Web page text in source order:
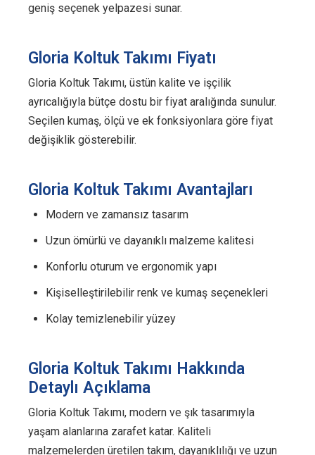
geniş seçenek yelpazesi sunar.
Gloria Koltuk Takımı Fiyatı
Gloria Koltuk Takımı, üstün kalite ve işçilik
ayrıcalığıyla bütçe dostu bir fiyat aralığında sunulur.
Seçilen kumaş, ölçü ve ek fonksiyonlara göre fiyat
değişiklik gösterebilir.
Gloria Koltuk Takımı Avantajları
Modern ve zamansız tasarım
Uzun ömürlü ve dayanıklı malzeme kalitesi
Konforlu oturum ve ergonomik yapı
Kişiselleştirilebilir renk ve kumaş seçenekleri
Kolay temizlenebilir yüzey
Gloria Koltuk Takımı Hakkında
Detaylı Açıklama
Gloria Koltuk Takımı, modern ve şık tasarımıyla
yaşam alanlarına zarafet katar. Kaliteli
malzemelerden üretilen takım, dayanıklılığı ve uzun